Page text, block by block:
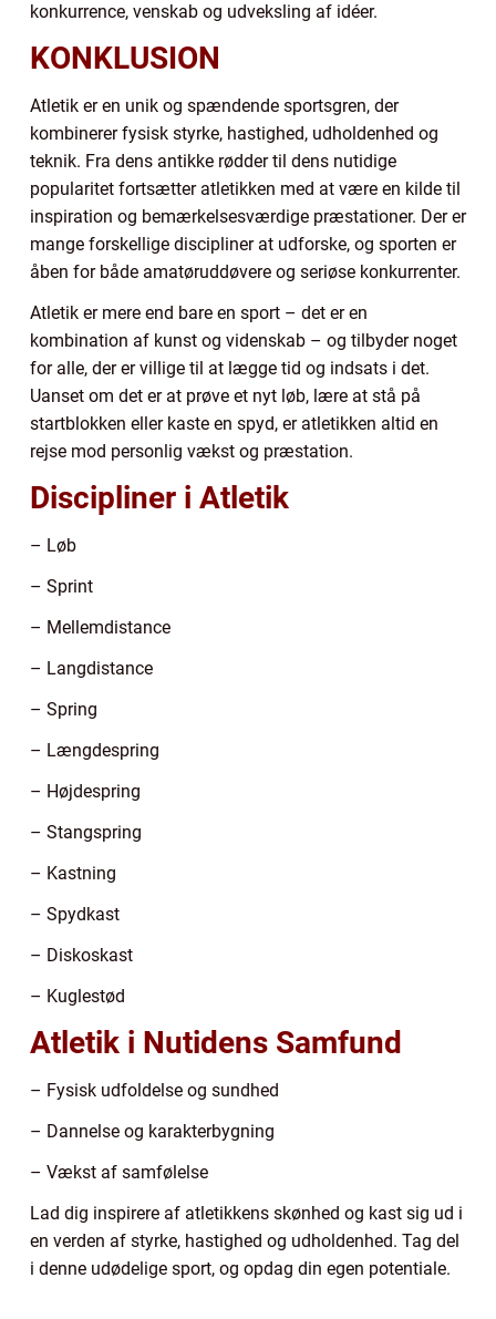
konkurrence, venskab og udveksling af idéer.
KONKLUSION
Atletik er en unik og spændende sportsgren, der
kombinerer fysisk styrke, hastighed, udholdenhed og
teknik. Fra dens antikke rødder til dens nutidige
popularitet fortsætter atletikken med at være en kilde til
inspiration og bemærkelsesværdige præstationer. Der er
mange forskellige discipliner at udforske, og sporten er
åben for både amatøruddøvere og seriøse konkurrenter.
Atletik er mere end bare en sport – det er en
kombination af kunst og videnskab – og tilbyder noget
for alle, der er villige til at lægge tid og indsats i det.
Uanset om det er at prøve et nyt løb, lære at stå på
startblokken eller kaste en spyd, er atletikken altid en
rejse mod personlig vækst og præstation.
Discipliner i Atletik
– Løb
– Sprint
– Mellemdistance
– Langdistance
– Spring
– Længdespring
– Højdespring
– Stangspring
– Kastning
– Spydkast
– Diskoskast
– Kuglestød
Atletik i Nutidens Samfund
– Fysisk udfoldelse og sundhed
– Dannelse og karakterbygning
– Vækst af samfølelse
Lad dig inspirere af atletikkens skønhed og kast sig ud i
en verden af styrke, hastighed og udholdenhed. Tag del
i denne udødelige sport, og opdag din egen potentiale.